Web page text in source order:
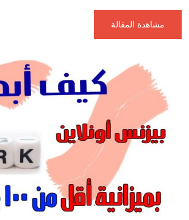
مشاهدة المقالة